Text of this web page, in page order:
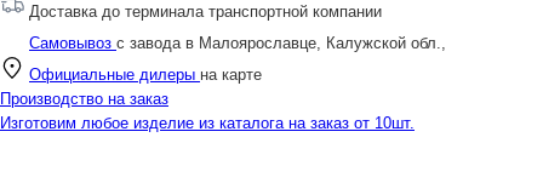
Доставка до терминала транспортной компании
Самовывоз с завода в Малоярославце, Калужской обл.,
Официальные дилеры на карте
Производство на заказ
Изготовим любое изделие из каталога на заказ от 10шт.